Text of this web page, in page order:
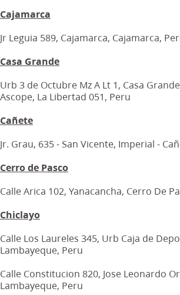
Cajamarca
Jr Leguia 589, Cajamarca, Cajamarca,
Casa Grande
Urb 3 de Octubre Mz A Lt 1, Casa
Ascope, La Libertad 051, Peru
Cañete
Jr. Grau, 635 - San Vicente, Imperial -
Cerro de Pasco
Calle Arica 102, Yanacancha, Cerro De
Chiclayo
Calle Los Laureles 345, Urb Caja de
Lambayeque, Peru
Calle Constitucion 820, Jose Leonardo
Lambayeque, Peru